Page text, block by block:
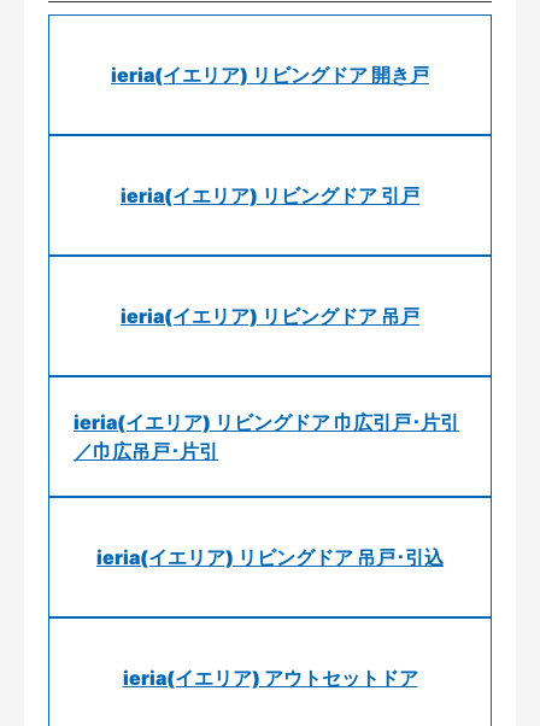
ieria(イエリア) リビングドア 開き戸
ieria(イエリア) リビングドア 引戸
ieria(イエリア) リビングドア 吊戸
ieria(イエリア) リビングドア 巾広引戸･片引
／巾広吊戸･片引
ieria(イエリア) リビングドア 吊戸･引込
ieria(イエリア) アウトセットドア